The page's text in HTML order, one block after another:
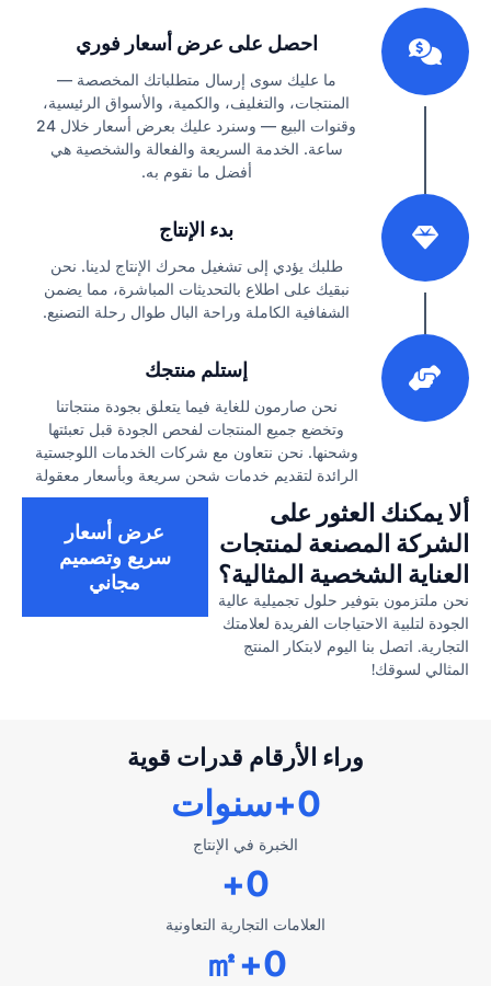
احصل على عرض أسعار فوري
ما عليك سوى إرسال متطلباتك المخصصة —
المنتجات، والتغليف، والكمية، والأسواق الرئيسية،
وقنوات البيع — وسنرد عليك بعرض أسعار خلال 24
ساعة. الخدمة السريعة والفعالة والشخصية هي
أفضل ما نقوم به.
بدء الإنتاج
طلبك يؤدي إلى تشغيل محرك الإنتاج لدينا. نحن
نبقيك على اطلاع بالتحديثات المباشرة، مما يضمن
الشفافية الكاملة وراحة البال طوال رحلة التصنيع.
إستلم منتجك
نحن صارمون للغاية فيما يتعلق بجودة منتجاتنا
وتخضع جميع المنتجات لفحص الجودة قبل تعبئتها
وشحنها. نحن نتعاون مع شركات الخدمات اللوجستية
الرائدة لتقديم خدمات شحن سريعة وبأسعار معقولة
ألا يمكنك العثور على
الشركة المصنعة لمنتجات
العناية الشخصية المثالية؟
نحن ملتزمون بتوفير حلول تجميلية عالية
الجودة لتلبية الاحتياجات الفريدة لعلامتك
التجارية. اتصل بنا اليوم لابتكار المنتج
المثالي لسوقك!
عرض أسعار
سريع وتصميم
مجاني
وراء الأرقام قدرات قوية
الخبرة في الإنتاج
0+سنوات
العلامات التجارية التعاونية
0
+
0
+㎡